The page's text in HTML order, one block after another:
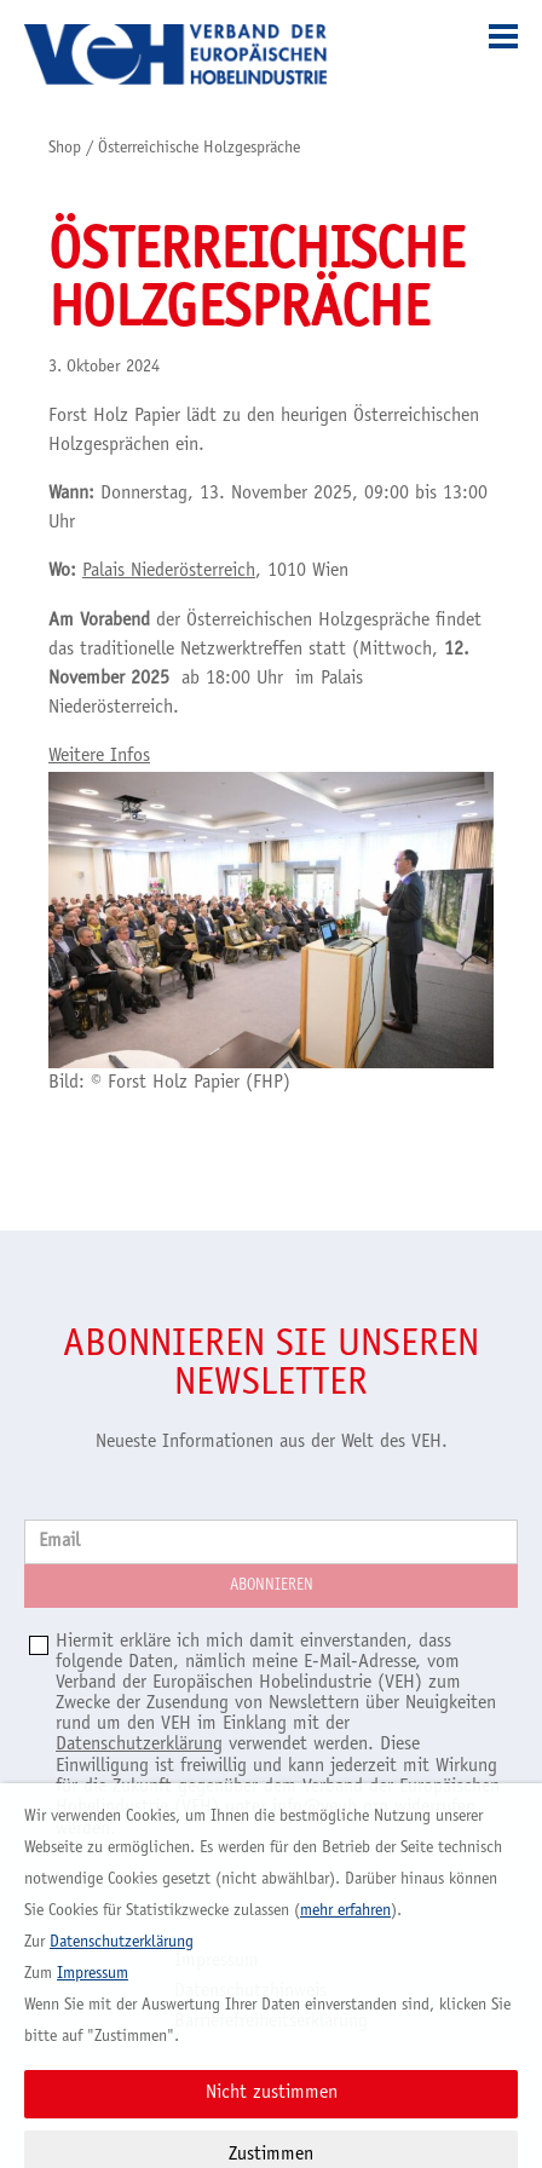
Shop / Österreichische Holzgespräche
ÖSTERREICHISCHE
HOLZGESPRÄCHE
3. Oktober 2024
Forst Holz Papier lädt zu den heurigen Österreichischen
Holzgesprächen ein.
Wann: Donnerstag, 13. November 2025, 09:00 bis 13:00
Uhr
Wo: Palais Niederösterreich, 1010 Wien
Am Vorabend der Österreichischen Holzgespräche findet
das traditionelle Netzwerktreffen statt (Mittwoch, 12.
November 2025 ab 18:00 Uhr im Palais
Niederösterreich.
Weitere Infos
Bild: © Forst Holz Papier (FHP)
ABONNIEREN SIE UNSEREN
NEWSLETTER
Neueste Informationen aus der Welt des VEH.
Email
Hiermit erkläre ich mich damit einverstanden, dass
folgende Daten, nämlich meine E-Mail-Adresse, vom
Verband der Europäischen Hobelindustrie (VEH) zum
Zwecke der Zusendung von Newslettern über Neuigkeiten
rund um den VEH im Einklang mit der
Datenschutzerklärung verwendet werden. Diese
Einwilligung ist freiwillig und kann jederzeit mit Wirkung
für die Zukunft gegenüber dem Verband der Europäischen
Hobelindustrie (VEH) unter
info@veuh.org widerrufen
Vertrag widerrufen
Wir verwenden Cookies, um Ihnen die bestmögliche Nutzung unserer
Webseite zu ermöglichen. Es werden für den Betrieb der Seite technisch
notwendige Cookies gesetzt (nicht abwählbar). Darüber hinaus können
Sie Cookies für Statistikzwecke zulassen (mehr erfahren).
Zur Datenschutzerklärung
Zum Impressum
Wenn Sie mit der Auswertung Ihrer Daten einverstanden sind, klicken Sie
bitte auf "Zustimmen".
Nicht zustimmen
Zustimmen